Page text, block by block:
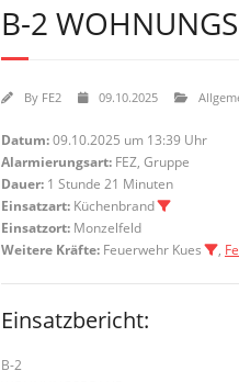
B-2
By FE2 09.10.2025
Datum:09.10.2025 um 13:39 Uhr
Alarmierungsart: FEZ, Gruppe
Dauer: 1 Stunde 21 Minuten
Einsatzart: Küchenbrand
Einsatzort: Monzelfeld
Weitere Kräfte: Feuerwehr Kues ,
Einsatzbericht:
B-2